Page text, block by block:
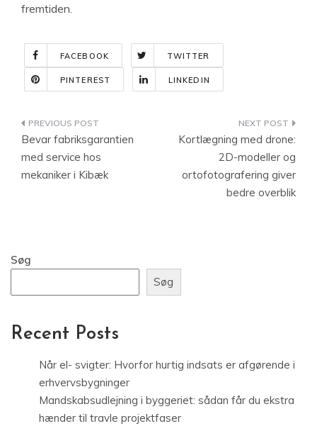
fremtiden.
FACEBOOK TWITTER
PINTEREST LINKEDIN
Indlægsnavigation
Bevar fabriksgarantien
med service hos
mekaniker i Kibæk
Kortlægning med drone:
2D-modeller og
ortofotografering giver
bedre overblik
Søg
Søg
Recent Posts
Når el- svigter: Hvorfor hurtig indsats er afgørende i
erhvervsbygninger
Mandskabsudlejning i byggeriet: sådan får du ekstra
hænder til travle projektfaser